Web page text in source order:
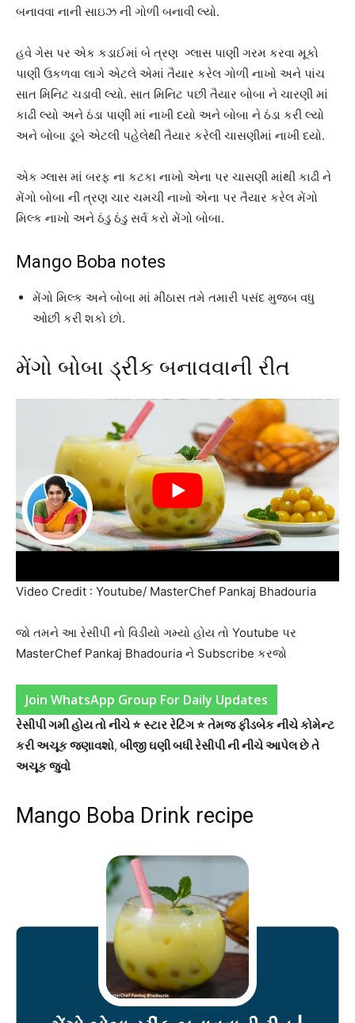
બનાવવા નાની સાઇઝ ની ગોળી બનાવી લ્યો.
હવે ગેસ પર એક કડાઈમાં બે ત્રણ ગ્લાસ પાણી ગરમ કરવા મૂકો
પાણી ઉકળવા લાગે એટલે એમાં તૈયાર કરેલ ગોળી નાખો અને પાંચ
સાત મિનિટ ચડાવી લ્યો. સાત મિનિટ પછી તૈયાર બોબા ને ચારણી માં
કાઢી લ્યો અને ઠંડા પાણી માં નાખી દયો અને બોબા ને ઠંડા કરી લ્યો
અને બોબા ડૂબે એટલી પહેલેથી તૈયાર કરેલી ચાસણીમાં નાખી દયો.
એક ગ્લાસ માં બરફ ના કટકા નાખો એના પર ચાસણી માંથી કાઢી ને
મેંગો બોબા ની ત્રણ ચાર ચમચી નાખો એના પર તૈયાર કરેલ મેંગો
મિલ્ક નાખો અને ઠંડુ ઠંડુ સર્વ કરો મેંગો બોબા.
Mango Boba notes
મેંગો મિલ્ક અને બોબા માં મીઠાસ તમે તમારી પસંદ મુજબ વધુ
ઓછી કરી શકો છો.
મેંગો બોબા ડ્રીંક બનાવવાની રીત
Video Credit : Youtube/ MasterChef Pankaj Bhadouria
જો તમને આ રેસીપી નો વિડીયો ગમ્યો હોય તો Youtube પર
MasterChef Pankaj Bhadouria ને Subscribe કરજો
Join WhatsApp Group For Daily Updates
રેસીપી ગમી હોય તો નીચે ⭐ સ્ટાર રેટિંગ ⭐ તેમજ ફીડબેક નીચે કોમેન્ટ
કરી અચૂક જણાવશો, બીજી ઘણી બધી રેસીપી ની નીચે આપેલ છે તે
અચૂક જુવો
Mango Boba Drink recipe